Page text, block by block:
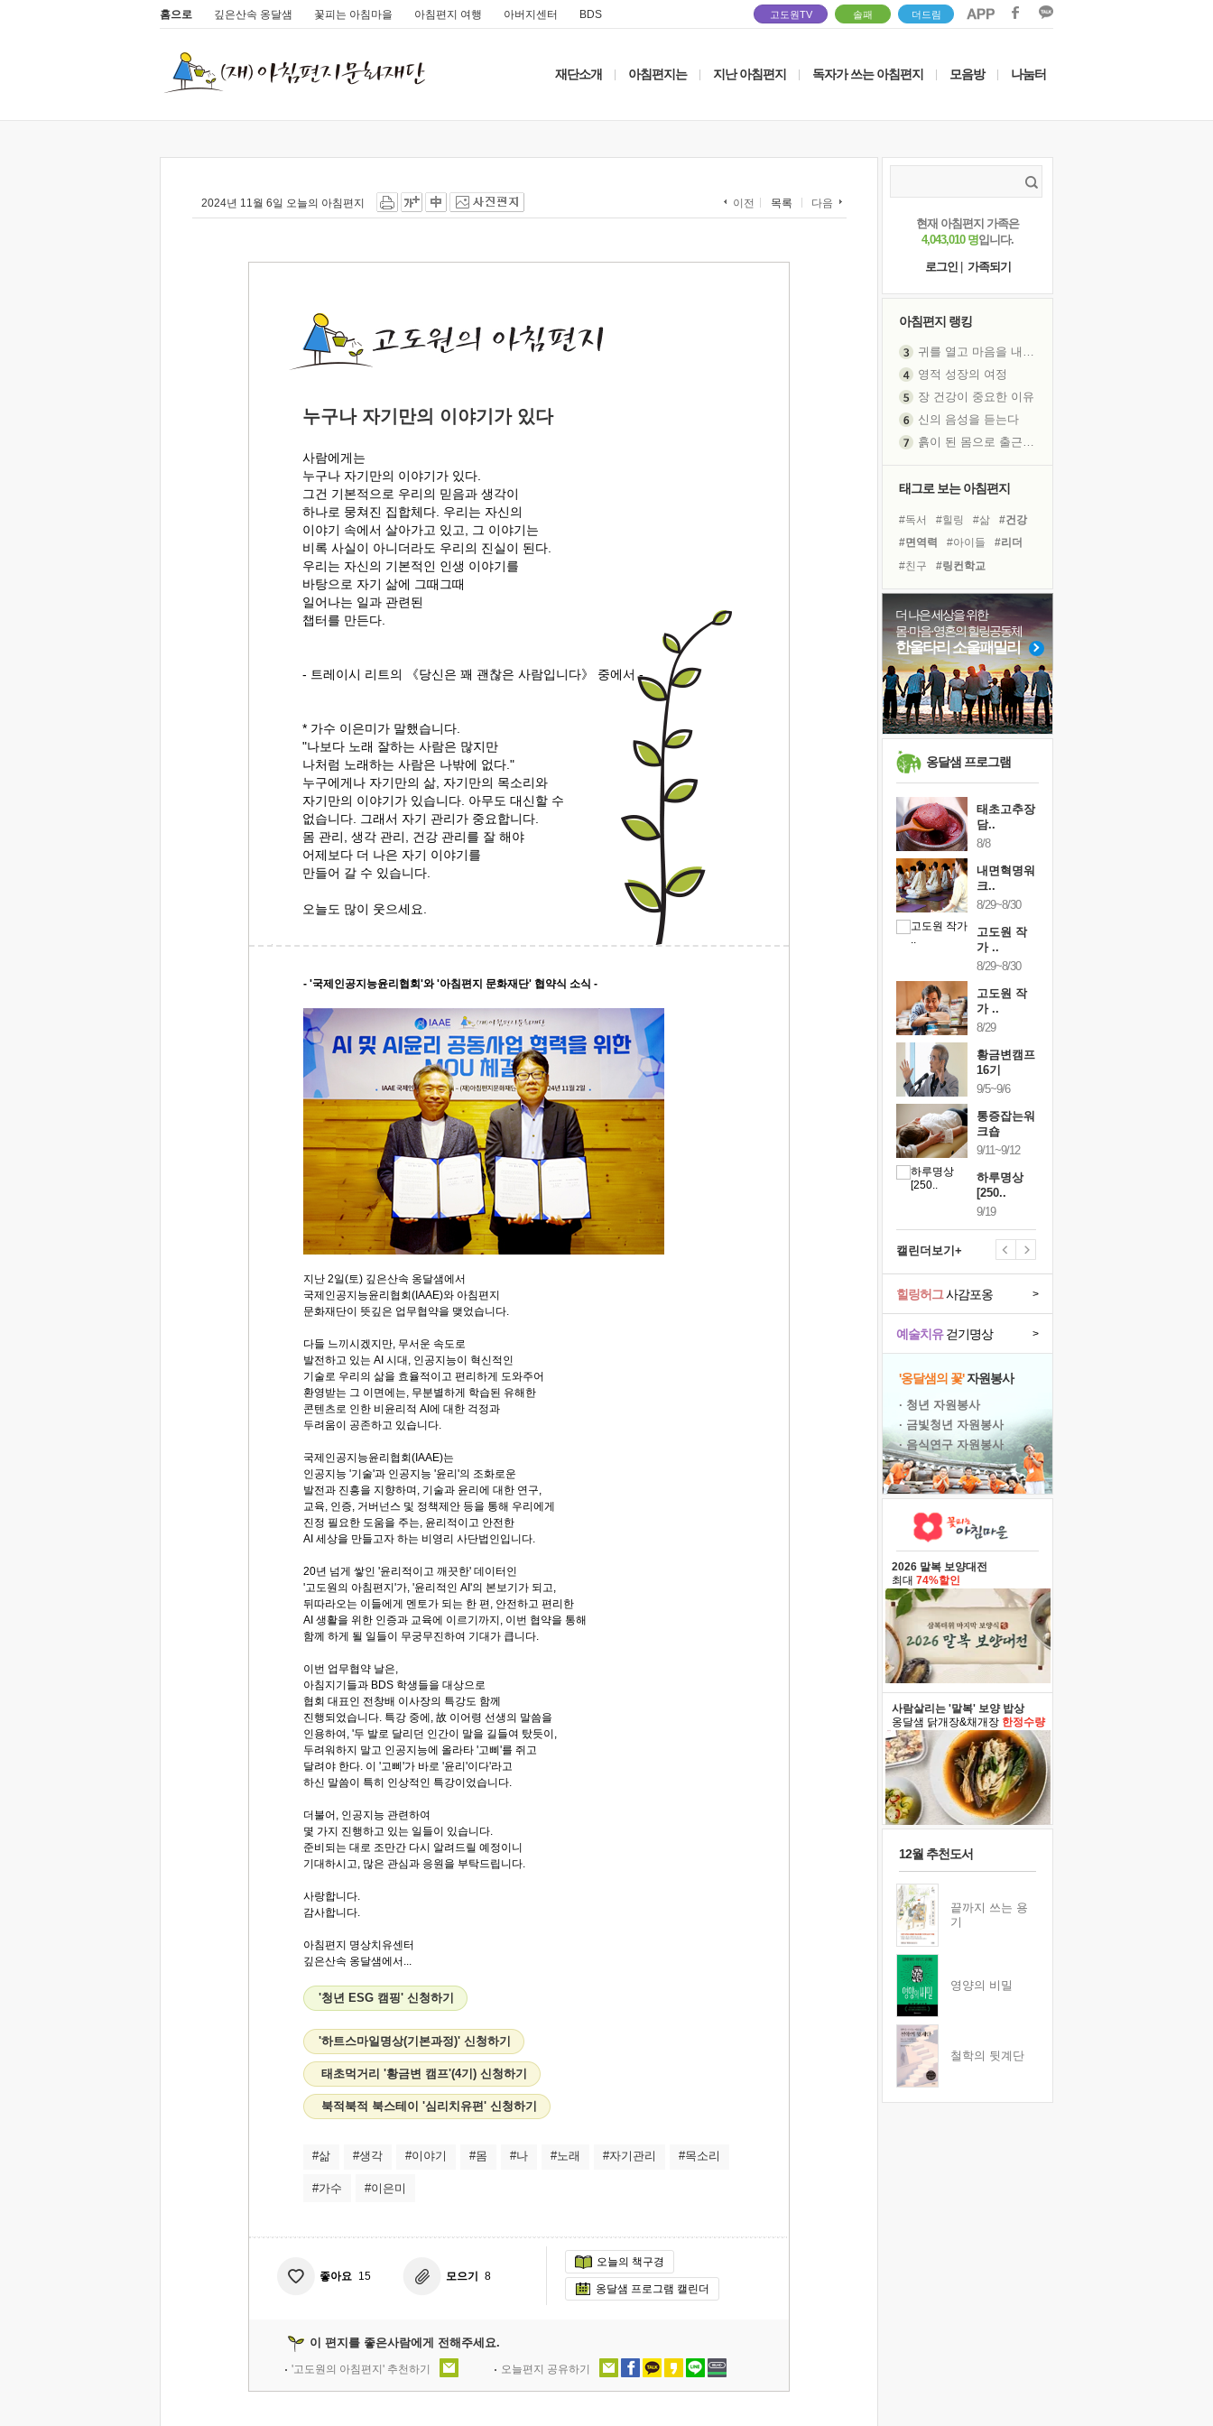
홈으로 깊은산속 옹달샘 꽃피는 아침마을 아침편지 여행 아버지센터 BDS 고도원TV 솔패 더드림
재단소개 아침편지는 지난 아침편지 독자가 쓰는 아침편지 모음방 나눔터
2024년 11월 6일 오늘의 아침편지 이전 목록 다음
누구나 자기만의 이야기가 있다
사람에게는
누구나 자기만의 이야기가 있다.
그건 기본적으로 우리의 믿음과 생각이
하나로 뭉쳐진 집합체다. 우리는 자신의
이야기 속에서 살아가고 있고, 그 이야기는
비록 사실이 아니더라도 우리의 진실이 된다.
우리는 자신의 기본적인 인생 이야기를
바탕으로 자기 삶에 그때그때
일어나는 일과 관련된
챕터를 만든다.
- 트레이시 리트의 《당신은 꽤 괜찮은 사람입니다》 중에서 -
* 가수 이은미가 말했습니다.
"나보다 노래 잘하는 사람은 많지만
나처럼 노래하는 사람은 나밖에 없다."
누구에게나 자기만의 삶, 자기만의 목소리와
자기만의 이야기가 있습니다. 아무도 대신할 수
없습니다. 그래서 자기 관리가 중요합니다.
몸 관리, 생각 관리, 건강 관리를 잘 해야
어제보다 더 나은 자기 이야기를
만들어 갈 수 있습니다.
오늘도 많이 웃으세요.
- '국제인공지능윤리협회'와 '아침편지 문화재단' 협약식 소식 -
지난 2일(토) 깊은산속 옹달샘에서
국제인공지능윤리협회(IAAE)와 아침편지
문화재단이 뜻깊은 업무협약을 맺었습니다.
다들 느끼시겠지만, 무서운 속도로
발전하고 있는 AI 시대, 인공지능이 혁신적인
기술로 우리의 삶을 효율적이고 편리하게 도와주어
환영받는 그 이면에는, 무분별하게 학습된 유해한
콘텐츠로 인한 비윤리적 AI에 대한 걱정과
두려움이 공존하고 있습니다.
국제인공지능윤리협회(IAAE)는
인공지능 '기술'과 인공지능 '윤리'의 조화로운
발전과 진흥을 지향하며, 기술과 윤리에 대한 연구,
교육, 인증, 거버넌스 및 정책제안 등을 통해 우리에게
진정 필요한 도움을 주는, 윤리적이고 안전한
AI 세상을 만들고자 하는 비영리 사단법인입니다.
20년 넘게 쌓인 '윤리적이고 깨끗한' 데이터인
'고도원의 아침편지'가, '윤리적인 AI'의 본보기가 되고,
뒤따라오는 이들에게 멘토가 되는 한 편, 안전하고 편리한
AI 생활을 위한 인증과 교육에 이르기까지, 이번 협약을 통해
함께 하게 될 일들이 무궁무진하여 기대가 큽니다.
이번 업무협약 날은,
아침지기들과 BDS 학생들을 대상으로
협회 대표인 전창배 이사장의 특강도 함께
진행되었습니다. 특강 중에, 故 이어령 선생의 말씀을
인용하여, '두 발로 달리던 인간이 말을 길들여 탔듯이,
두려워하지 말고 인공지능에 올라타 '고삐'를 쥐고
달려야 한다. 이 '고삐'가 바로 '윤리'이다'라고
하신 말씀이 특히 인상적인 특강이었습니다.
더불어, 인공지능 관련하여
몇 가지 진행하고 있는 일들이 있습니다.
준비되는 대로 조만간 다시 알려드릴 예정이니
기대하시고, 많은 관심과 응원을 부탁드립니다.
사랑합니다.
감사합니다.
아침편지 명상치유센터
깊은산속 옹달샘에서...
'청년 ESG 캠핑' 신청하기
'하트스마일명상(기본과정)' 신청하기
태초먹거리 '황금변 캠프'(4기) 신청하기
북적북적 북스테이 '심리치유편' 신청하기
#삶 #생각 #이야기 #몸 #나 #노래 #자기관리 #목소리
#가수 #이은미
좋아요 15 모으기 8
오늘의 책구경
옹달샘 프로그램 캘린더
이 편지를 좋은사람에게 전해주세요.
'고도원의 아침편지' 추천하기 오늘편지 공유하기
현재 아침편지 가족은
4,043,010 명입니다.
로그인
가족되기
아침편지 랭킹
영적 성장의 여정
장 건강이 중요한 이유
신의 음성을 듣는다
졸업식 사진을 보며
극심한 변비, 어깨결림, 수면 장애
아픈 아버지를 위한 공간 설계
슬럼프
보고 싶은 어머니
유년 시절의 부산 영도 바다
못된 꼰대들
희망이란
'모른다'는 것
귀를 열고 마음을 내어주고
태그로 보는 아침편지
#독서 #힐링 #삶
#건강
#면역력
#아이들
#리더
#친구
#링컨학교
#유튜브
#명상
#선택
#다짐
#극복
#사람
#희망
#비전캠프
#바이러스
#계획
#도움
#경험
#나눔
더 나은 세상을 위한
몸·마음·영혼의 힐링공동체
한울타리 소울패밀리
옹달샘 프로그램
태초고추장
담..
8/8
내면혁명워
크..
8/29~8/30
고도원 작
가 ..
8/29~8/30
고도원 작
가 ..
8/29
황금변캠프
16기
9/5~9/6
통증잡는워
크숍
9/11~9/12
하루명상
[250..
9/19
캘린더보기+
예술치유걷기명상 >
힐링허그사감포옹 >
'옹달샘의 꽃'자원봉사
· 청년 자원봉사
· 금빛청년 자원봉사
· 음식연구 자원봉사
2026 말복 보양대전
최대 74%할인
사람살리는 '말복' 보양 밥상
옹달샘 닭개장&채개장 한정수량
12월 추천도서
끝까지 쓰는 용
기
영양의 비밀
철학의 뒷계단